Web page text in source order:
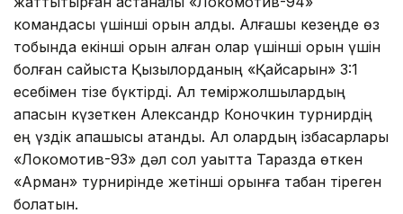
командасы үшінші орын алды. Алғашқы кезеңде өз
тобында екінші орын алған олар үшінші орын үшін
болған сайыста Қызылорданың «Қайсарын» 3:1
есебімен тізе бүктірді. Ал теміржолшылардың
қақпасын күзеткен Александр Коночкин турнирдің
ең үздік қақпашысы атанды. Ал олардың ізбасарлары
«Локомотив-93» дәл сол уақытта Таразда өткен
«Арман» турнирінде жетінші орынға табан тіреген
болатын.